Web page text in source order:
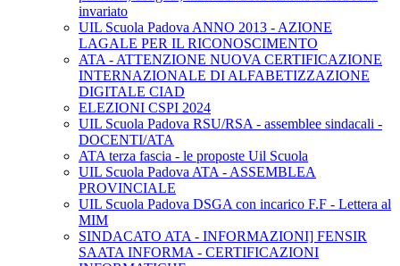
invariato
UIL Scuola Padova ANNO 2013 - AZIONE
LAGALE PER IL RICONOSCIMENTO
ATA - ATTENZIONE NUOVA CERTIFICAZIONE
INTERNAZIONALE DI ALFABETIZZAZIONE
DIGITALE CIAD
ELEZIONI CSPI 2024
UIL Scuola Padova RSU/RSA - assemblee sindacali -
DOCENTI/ATA
ATA terza fascia - le proposte Uil Scuola
UIL Scuola Padova ATA - ASSEMBLEA
PROVINCIALE
UIL Scuola Padova DSGA con incarico F.F - Lettera al
MIM
SINDACATO ATA - INFORMAZIONI] FENSIR
SAATA INFORMA - CERTIFICAZIONI